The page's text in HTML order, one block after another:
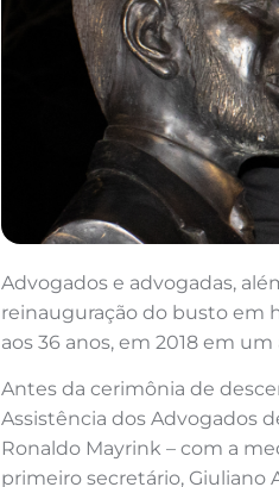
Advogados e advogadas,
reinauguração do busto em
aos 36 anos, em 2018 em
Antes da cerimônia de
Assistência dos Advogados
Ronaldo Mayrink – com a
primeiro secretário, Giuliano